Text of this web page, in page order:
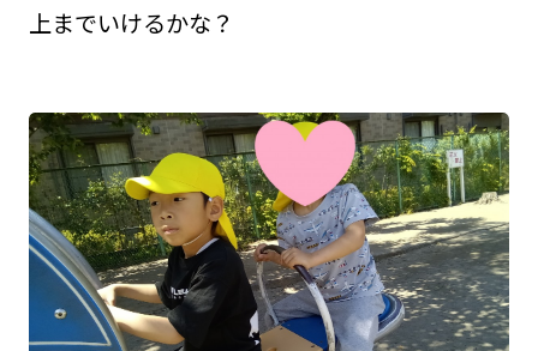
上までいけるかな？